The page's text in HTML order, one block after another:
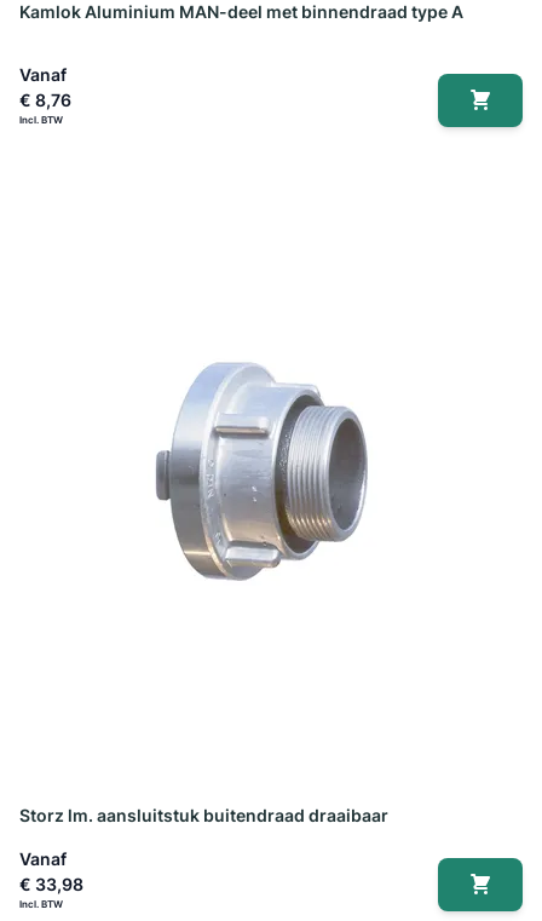
Kamlok Aluminium MAN-deel met binnendraad type A
Vanaf
€ 8,76
Storz lm. aansluitstuk buitendraad draaibaar
Vanaf
€ 33,98